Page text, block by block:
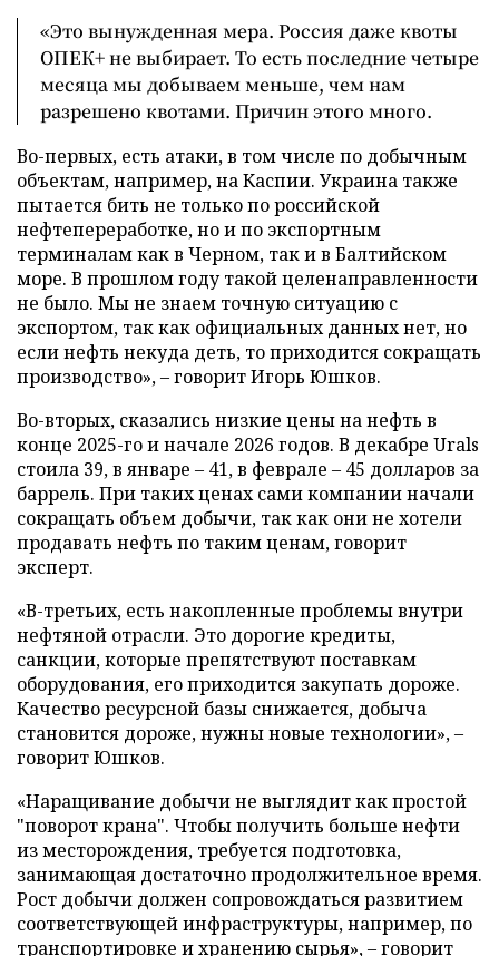
«Это вынужденная мера. Россия даже квоты
ОПЕК+ не выбирает. То есть последние четыре
месяца мы добываем меньше, чем нам
разрешено квотами. Причин этого много.
Во-первых, есть атаки, в том числе по добычным
объектам, например, на Каспии. Украина также
пытается бить не только по российской
нефтепереработке, но и по экспортным
терминалам как в Черном, так и в Балтийском
море. В прошлом году такой целенаправленности
не было. Мы не знаем точную ситуацию с
экспортом, так как официальных данных нет, но
если нефть некуда деть, то приходится сокращать
производство», – говорит Игорь Юшков.
Во-вторых, сказались низкие цены на нефть в
конце 2025-го и начале 2026 годов. В декабре Urals
стоила 39, в январе – 41, в феврале – 45 долларов за
баррель. При таких ценах сами компании начали
сокращать объем добычи, так как они не хотели
продавать нефть по таким ценам, говорит
эксперт.
«В-третьих, есть накопленные проблемы внутри
нефтяной отрасли. Это дорогие кредиты,
санкции, которые препятствуют поставкам
оборудования, его приходится закупать дороже.
Качество ресурсной базы снижается, добыча
становится дороже, нужны новые технологии», –
говорит Юшков.
«Наращивание добычи не выглядит как простой
"поворот крана". Чтобы получить больше нефти
из месторождения, требуется подготовка,
занимающая достаточно продолжительное время.
Рост добычи должен сопровождаться развитием
соответствующей инфраструктуры, например, по
транспортировке и хранению сырья», – говорит